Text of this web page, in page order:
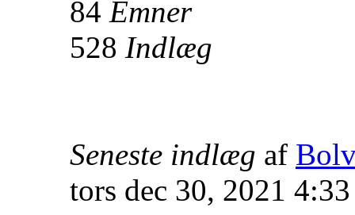
84 Emner
528 Indlæg
Seneste indlæg af
tors dec 30, 2021